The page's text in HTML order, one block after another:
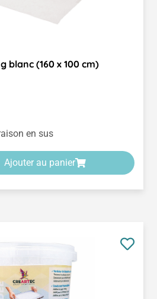
blanc (160 x 100 cm)
en sus
Ajouter au panier